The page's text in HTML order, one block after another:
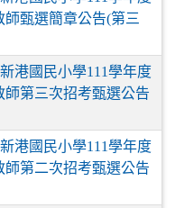
甄選簡章公告(第三
港國民小學111學年度
第三次招考甄選公告
港國民小學111學年度
第二次招考甄選公告